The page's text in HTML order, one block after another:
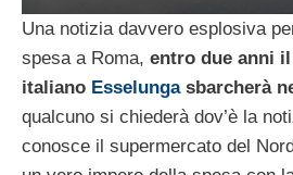
Una notizia davvero esplosiva
spesa a Roma, entro due anni
italiano Esselunga sbarcherà
qualcuno si chiederà dov’è la
conosce il supermercato del